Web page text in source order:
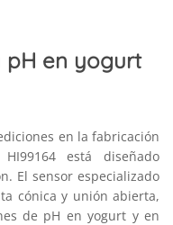
en yogurt
en la fabricación
está diseñado
El sensor especializado
cónica y unión abierta,
de pH en yogurt y en